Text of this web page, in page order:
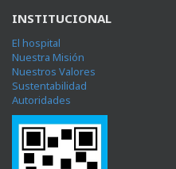
INSTITUCIONAL
El hospital
Nuestra Misión
Nuestros Valores
Sustentabilidad
Autoridades